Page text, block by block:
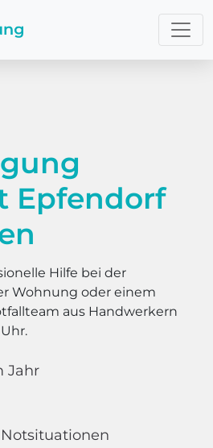
Epfendorf
Hilfe bei der
Wohnung oder einem
aus Handwerkern
Jahr